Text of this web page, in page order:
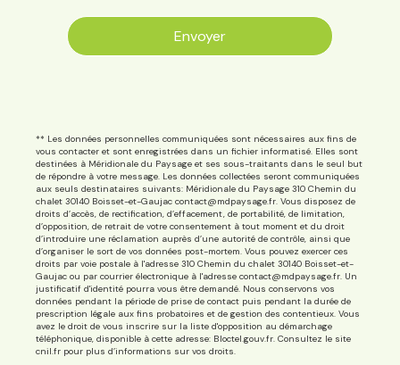
Envoyer
** Les données personnelles communiquées sont nécessaires aux fins de
vous contacter et sont enregistrées dans un fichier informatisé. Elles sont
destinées à Méridionale du Paysage et ses sous-traitants dans le seul but
de répondre à votre message. Les données collectées seront communiquées
aux seuls destinataires suivants: Méridionale du Paysage 310 Chemin du
chalet 30140 Boisset-et-Gaujac contact@mdpaysage.fr. Vous disposez de
droits d’accès, de rectification, d’effacement, de portabilité, de limitation,
d’opposition, de retrait de votre consentement à tout moment et du droit
d’introduire une réclamation auprès d’une autorité de contrôle, ainsi que
d’organiser le sort de vos données post-mortem. Vous pouvez exercer ces
droits par voie postale à l'adresse 310 Chemin du chalet 30140 Boisset-et-
Gaujac ou par courrier électronique à l'adresse contact@mdpaysage.fr. Un
justificatif d'identité pourra vous être demandé. Nous conservons vos
données pendant la période de prise de contact puis pendant la durée de
prescription légale aux fins probatoires et de gestion des contentieux. Vous
avez le droit de vous inscrire sur la liste d'opposition au démarchage
téléphonique, disponible à cette adresse: Bloctel.gouv.fr. Consultez le site
cnil.fr pour plus d’informations sur vos droits.